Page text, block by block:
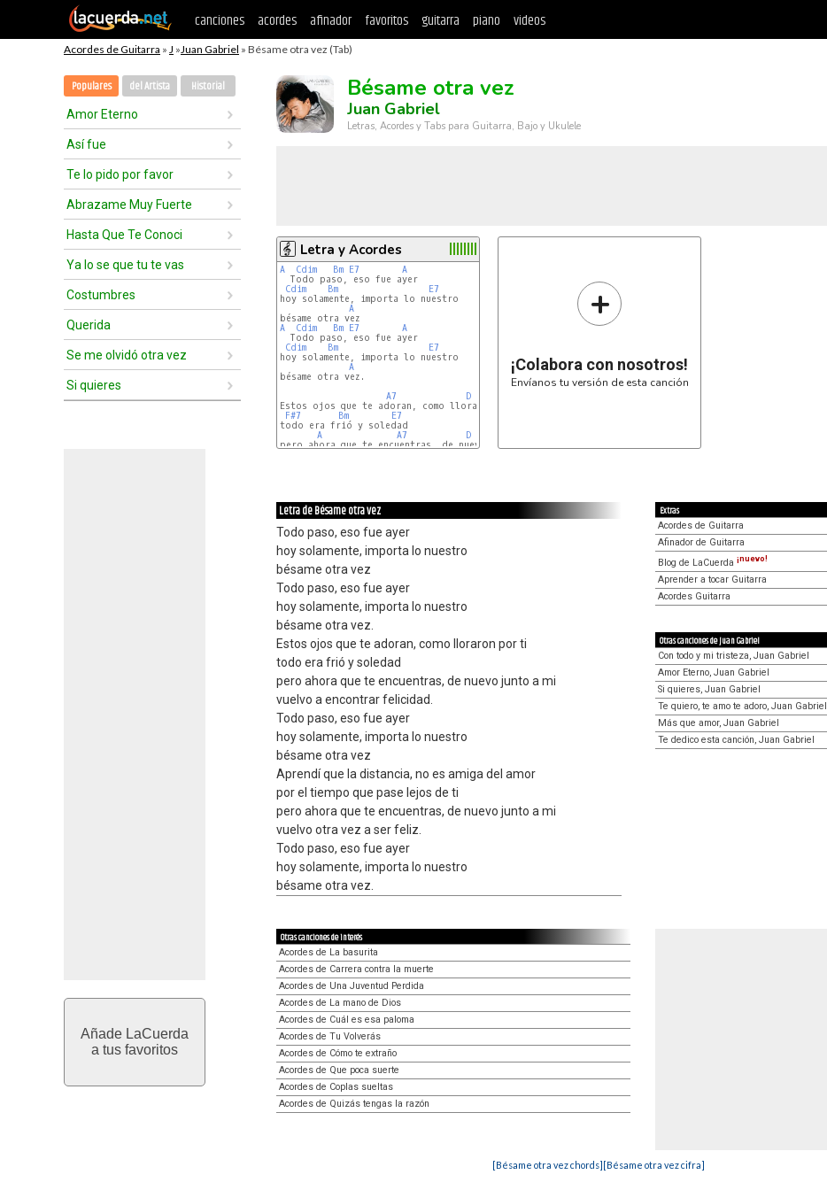
canciones acordes afinador favoritos guitarra piano videos
Acordes de Guitarra » J »Juan Gabriel » Bésame otra vez (Tab)
Populares del Artista Historial
Amor Eterno
Así fue
Te lo pido por favor
Abrazame Muy Fuerte
Hasta Que Te Conoci
Ya lo se que tu te vas
Costumbres
Querida
Se me olvidó otra vez
Si quieres
Añade LaCuerda
a tus favoritos
Bésame otra vez
Juan Gabriel
Letras, Acordes y Tabs para Guitarra, Bajo y Ukulele
Letra y Acordes
A Cdim Bm E7
A
  Todo paso, eso fue ayer
Cdim
Bm
E7
hoy solamente, importa lo nuestro
A
A
Cdim Bm E7
A
  Todo paso, eso fue ayer
Cdim
Bm
E7
hoy solamente, importa lo nuestro
A
bésame otra vez.
A7
D
Estos ojos que te adoran, como lloraron por ti
F#7
Bm
E7
todo era frió y soledad
A
A7 D
pero ahora que te encuentras, de nuevo junto a mi
+
¡Colabora con nosotros!
Envíanos tu versión de esta canción
Letra de Bésame otra vez
Todo paso, eso fue ayer
hoy solamente, importa lo nuestro
bésame otra vez
Todo paso, eso fue ayer
hoy solamente, importa lo nuestro
bésame otra vez.
Estos ojos que te adoran, como lloraron por ti
todo era frió y soledad
pero ahora que te encuentras, de nuevo junto a mi
vuelvo a encontrar felicidad.
Todo paso, eso fue ayer
hoy solamente, importa lo nuestro
bésame otra vez
Aprendí que la distancia, no es amiga del amor
por el tiempo que pase lejos de ti
pero ahora que te encuentras, de nuevo junto a mi
vuelvo otra vez a ser feliz.
Todo paso, eso fue ayer
hoy solamente, importa lo nuestro
bésame otra vez.
Extras
Acordes de Guitarra
Afinador de Guitarra
Blog de LaCuerda ¡nuevo!
Aprender a tocar Guitarra
Acordes Guitarra
Otras canciones de Juan Gabriel
Con todo y mi tristeza, Juan Gabriel
Amor Eterno, Juan Gabriel
Si quieres, Juan Gabriel
Te quiero, te amo te adoro, Juan Gabriel
Más que amor, Juan Gabriel
Te dedico esta canción, Juan Gabriel
Otras canciones de interés
Acordes de La basurita
Acordes de Carrera contra la muerte
Acordes de Una Juventud Perdida
Acordes de La mano de Dios
Acordes de Cuál es esa paloma
Acordes de Tu Volverás
Acordes de Cómo te extraño
Acordes de Que poca suerte
Acordes de Coplas sueltas
Acordes de Quizás tengas la razón
[Bésame otra vez chords][Bésame otra vez cifra]